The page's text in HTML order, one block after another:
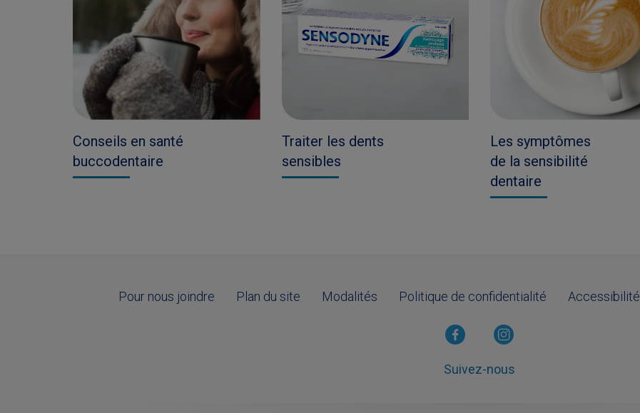
Conseils en santé
buccodentaire
Traiter les dents
sensibles
Les symptômes
de la sensibilité
dentaire
Pour nous joindre Plan du site Modalités Politique de confidentialité Accessibilité
Suivez-nous